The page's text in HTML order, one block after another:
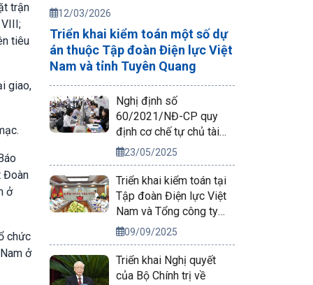
trận
tiêu
giao,
Đoàn
ở
chức
ở
12/03/2026
Triển khai kiểm toán một số dự
án thuộc Tập đoàn Điện lực Việt
Nam và tỉnh Tuyên Quang
Nghị định số
60/2021/NĐ-CP quy
định cơ chế tự chủ tài
chính của đơn vị sự
nghiệp công lập
23/05/2025
Triển khai kiểm toán tại
Tập đoàn Điện lực Việt
Nam và Tổng công ty
Phát điện 2
09/09/2025
Triển khai Nghị quyết
của Bộ Chính trị về